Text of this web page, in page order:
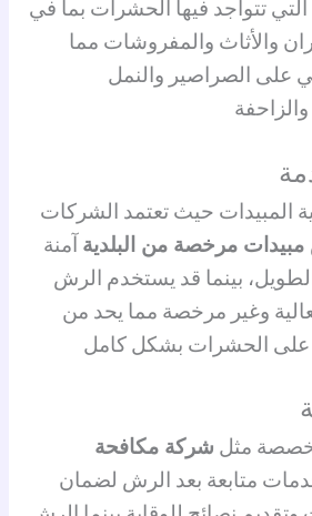
تتواجد فيها الحشرات بما في
والأثاث والمفروشات مما
على الصراصير والنمل
المبيدات حيث تعتمد الشركات
مرخصة من البلدية آمنة
بينما قد يستخدم الرش
وغير مرخصة مما يحد من
على الحشرات بشكل كامل
مثل شركة مكافحة
متابعة بعد الرش لضمان